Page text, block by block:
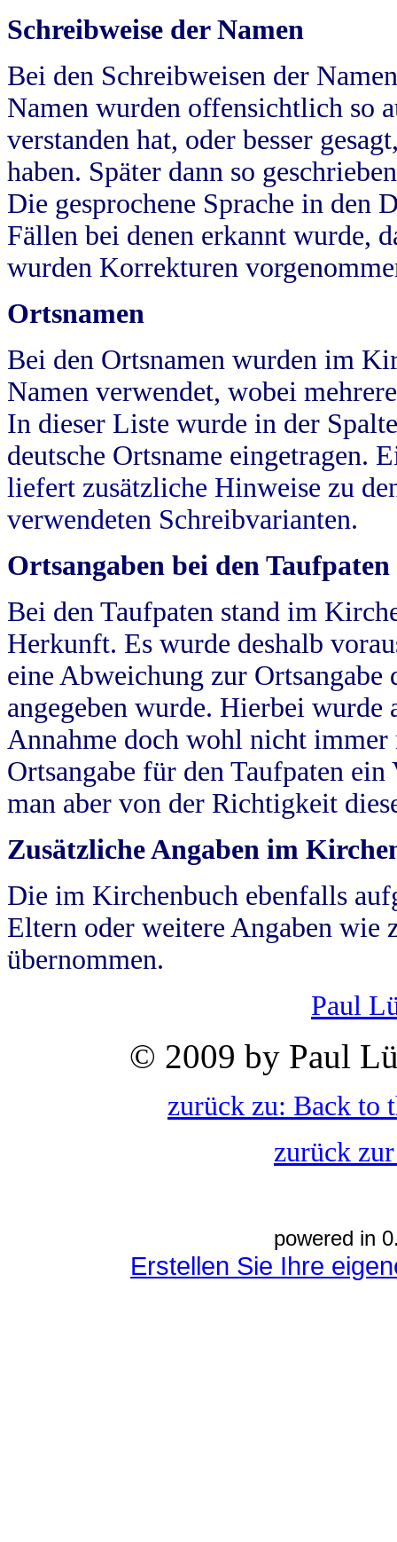
Schreibweise der Namen
Bei den Schreibweisen der
Namen wurden offensichtlich so
verstanden hat, oder besser
haben. Später dann so
Die gesprochene Sprache in
Fällen bei denen erkannt wurde,
wurden Korrekturen
Ortsnamen
Bei den Ortsnamen wurden im
Namen verwendet, wobei
In dieser Liste wurde in der
deutsche Ortsname eingetragen.
liefert zusätzliche Hinweise zu
verwendeten Schreibvarianten.
Ortsangaben bei den Taufpaten
Bei den Taufpaten stand im
Herkunft. Es wurde deshalb
eine Abweichung zur
angegeben wurde. Hierbei wurde
Annahme doch wohl nicht
Ortsangabe für den Taufpaten
man aber von der Richtigkeit
Zusätzliche Angaben im
Die im Kirchenbuch ebenfalls
Eltern oder weitere Angaben wie
übernommen.
Paul
© 2009 by Paul
zurück zu: Back to
zurück
powered in
Erstellen Sie Ihre